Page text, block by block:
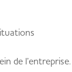
de l’entreprise.